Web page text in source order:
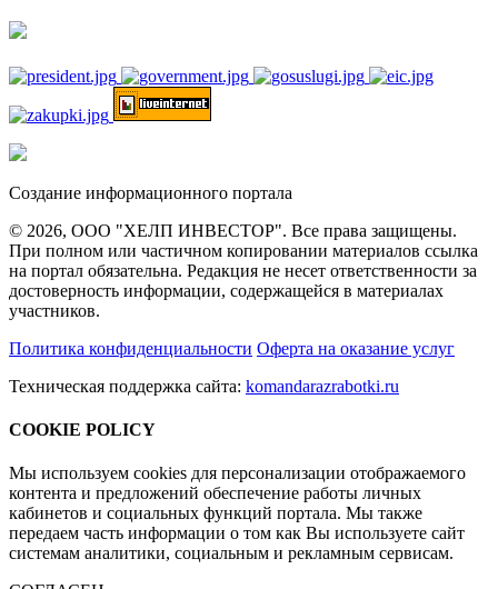
Создание информационного портала
© 2026, ООО "ХЕЛП ИНВЕСТОР". Все права защищены.
При полном или частичном копировании материалов ссылка
на портал обязательна. Редакция не несет ответственности за
достоверность информации, содержащейся в материалах
участников.
Политика конфиденциальности Оферта на оказание услуг
Техническая поддержка сайта: komandarazrabotki.ru
COOKIE POLICY
Мы используем cookies для персонализации отображаемого
контента и предложений обеспечение работы личных
кабинетов и социальных функций портала. Мы также
передаем часть информации о том как Вы используете сайт
системам аналитики, социальным и рекламным сервисам.